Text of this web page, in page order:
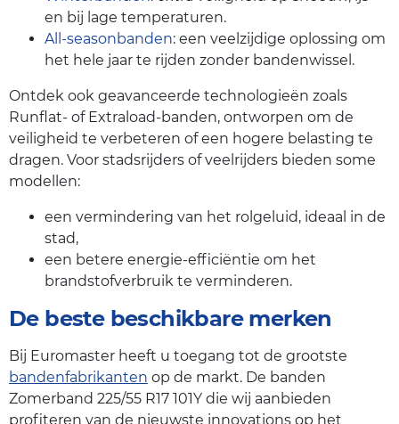
en bij lage temperaturen.
All-seasonbanden: een veelzijdige oplossing om
het hele jaar te rijden zonder bandenwissel.
Ontdek ook geavanceerde technologieën zoals
Runflat- of Extraload-banden, ontworpen om de
veiligheid te verbeteren of een hogere belasting te
dragen. Voor stadsrijders of veelrijders bieden some
modellen:
een vermindering van het rolgeluid, ideaal in de
stad,
een betere energie-efficiëntie om het
brandstofverbruik te verminderen.
De beste beschikbare merken
Bij Euromaster heeft u toegang tot de grootste
bandenfabrikanten op de markt. De banden
Zomerband 225/55 R17 101Y die wij aanbieden
profiteren van de nieuwste innovations op het